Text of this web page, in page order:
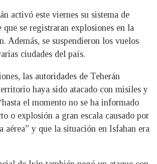
activó este viernes su sistema de
que se registraran explosiones en la
Además, se suspendieron los vuelos
ciudades del país.
las autoridades de Teherán
haya sido atacado con misiles y
el momento no se ha informado
o explosión a gran escala causado por
aérea” y que la situación en Isfahan era